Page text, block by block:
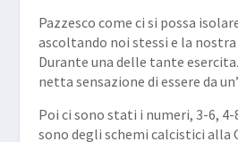
Pazzesco come ci si possa
ascoltando noi stessi e la
Durante una delle tante
netta sensazione di essere da
Poi ci sono stati i numeri, 3-6, 4-
sono degli schemi calcistici alla